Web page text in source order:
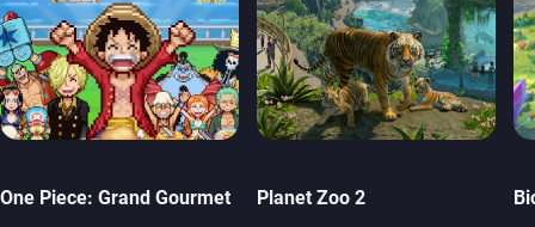
One Piece: Grand Gourmet Planet Zoo 2